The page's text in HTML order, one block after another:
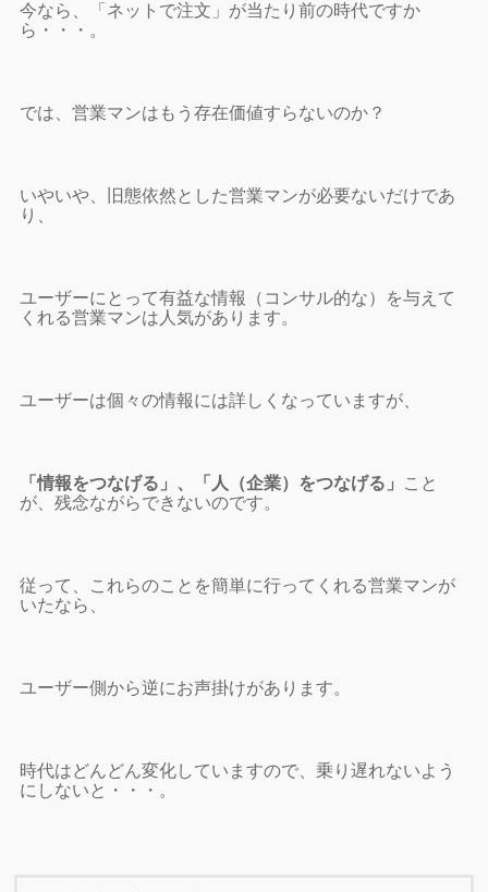
今なら、「ネットで注文」が当たり前の時代ですか
ら・・・。
では、営業マンはもう存在価値すらないのか？
いやいや、旧態依然とした営業マンが必要ないだけであ
り、
ユーザーにとって有益な情報（コンサル的な）を与えて
くれる営業マンは人気があります。
ユーザーは個々の情報には詳しくなっていますが、
「情報をつなげる」、「人（企業）をつなげる」 こと
が、残念ながらできないのです。
従って、これらのことを簡単に行ってくれる営業マンが
いたなら、
ユーザー側から逆にお声掛けがあります。
時代はどんどん変化していますので、乗り遅れないよう
にしないと・・・。